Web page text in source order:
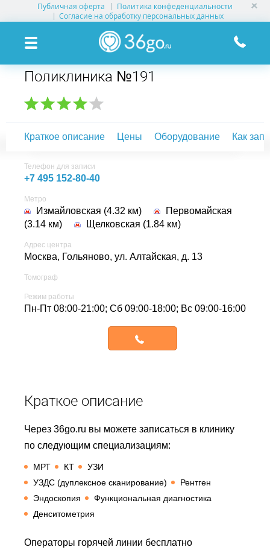
Публичная оферта
Политика конфеденциальности
Согласие на обработку персональных данных
УСЛУГИ КЛИНИК
КЛИНИКИ НА КАРТЕ
ПАМЯТКА ПАЦИЕНТУ
АКЦИИ
О ПРОЕКТЕ
Поликлиника №191
Краткое описание Цены Оборудование Как
Телефон для записи
+7 495 152-80-40
Метро
Измайловская (4.32 км)
Первомайская
(3.14 км)
Щелковская (1.84 км)
Адрес центра
Москва, Гольяново, ул. Алтайская, д. 13
Томограф
Режим работы
Пн-Пт 08:00-21:00; Сб 09:00-18:00; Вс 09:00-16:00
Краткое описание
Через 36go.ru вы можете записаться в клинику
по следующим специализациям:
МРТ КТ
УЗИ
УЗДС (дуплексное сканирование)
Рентген
Эндоскопия
Функциональная диагностика
Денситометрия
Операторы горячей линии бесплатно